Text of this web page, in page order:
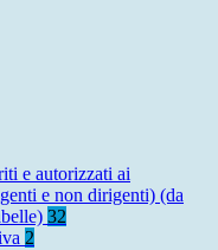
e autorizzati ai
e non dirigenti) (da
32
2